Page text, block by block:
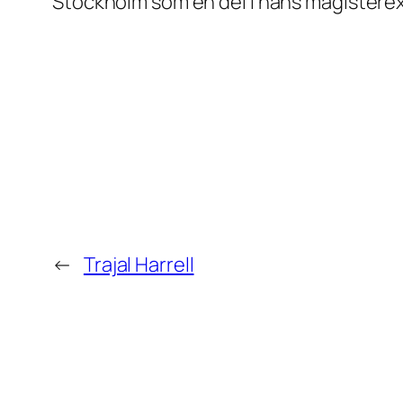
← Trajal Harrell